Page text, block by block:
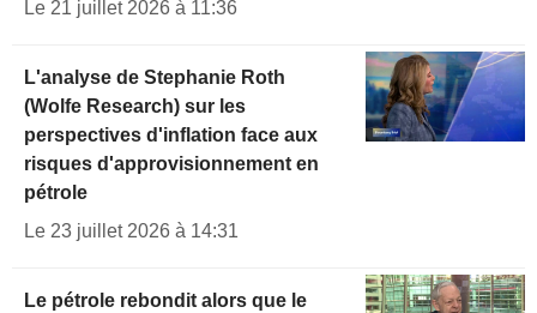
Le 21 juillet 2026 à 11:36
L'analyse de Stephanie Roth
(Wolfe Research) sur les
perspectives d'inflation face aux
risques d'approvisionnement en
pétrole
Le 23 juillet 2026 à 14:31
Le pétrole rebondit alors que le